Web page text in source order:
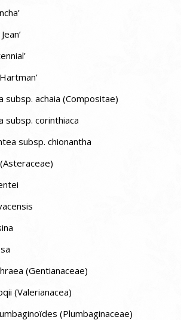
subsp. achaia (Compositae)
subsp. corinthiaca
subsp. chionantha
(Gentianaceae)
(Valerianacea)
(Plumbaginaceae)